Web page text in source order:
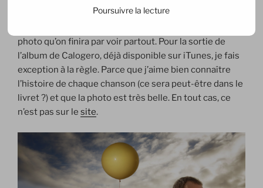
les fuis habituellement histoire de ne pas écrire la
photo qu’on finira par voir partout. Pour la sortie de
l’album de Calogero, déjà disponible sur iTunes, je fais
exception à la règle. Parce que j’aime bien connaître
l’histoire de chaque chanson (ce sera peut-être dans le
livret ?) et que la photo est très belle. En tout cas, ce
n’est pas sur le site.
Poursuivre la lecture